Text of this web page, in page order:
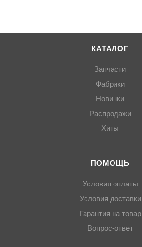
КАТАЛОГ
Запчасти
Фабрики
Новинки
Распродажи
Хиты
ПОМОЩЬ
Условия оплаты
Условия доставки
Гарантия на товар
Вопрос-ответ